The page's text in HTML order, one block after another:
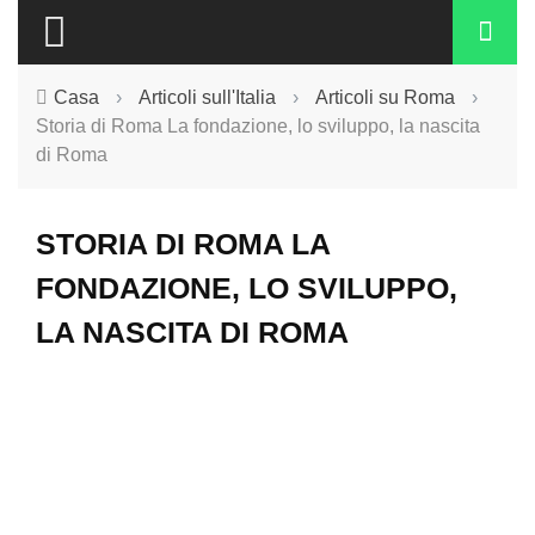
Casa › Articoli sull'Italia › Articoli su Roma
›
Storia di Roma La fondazione, lo sviluppo, la nascita
di Roma
STORIA DI ROMA LA
FONDAZIONE, LO SVILUPPO,
LA NASCITA DI ROMA